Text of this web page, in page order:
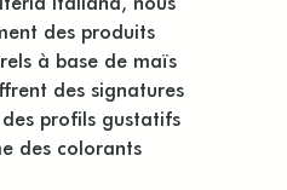
des produits
à base de maïs
des signatures
profils gustatifs
des colorants